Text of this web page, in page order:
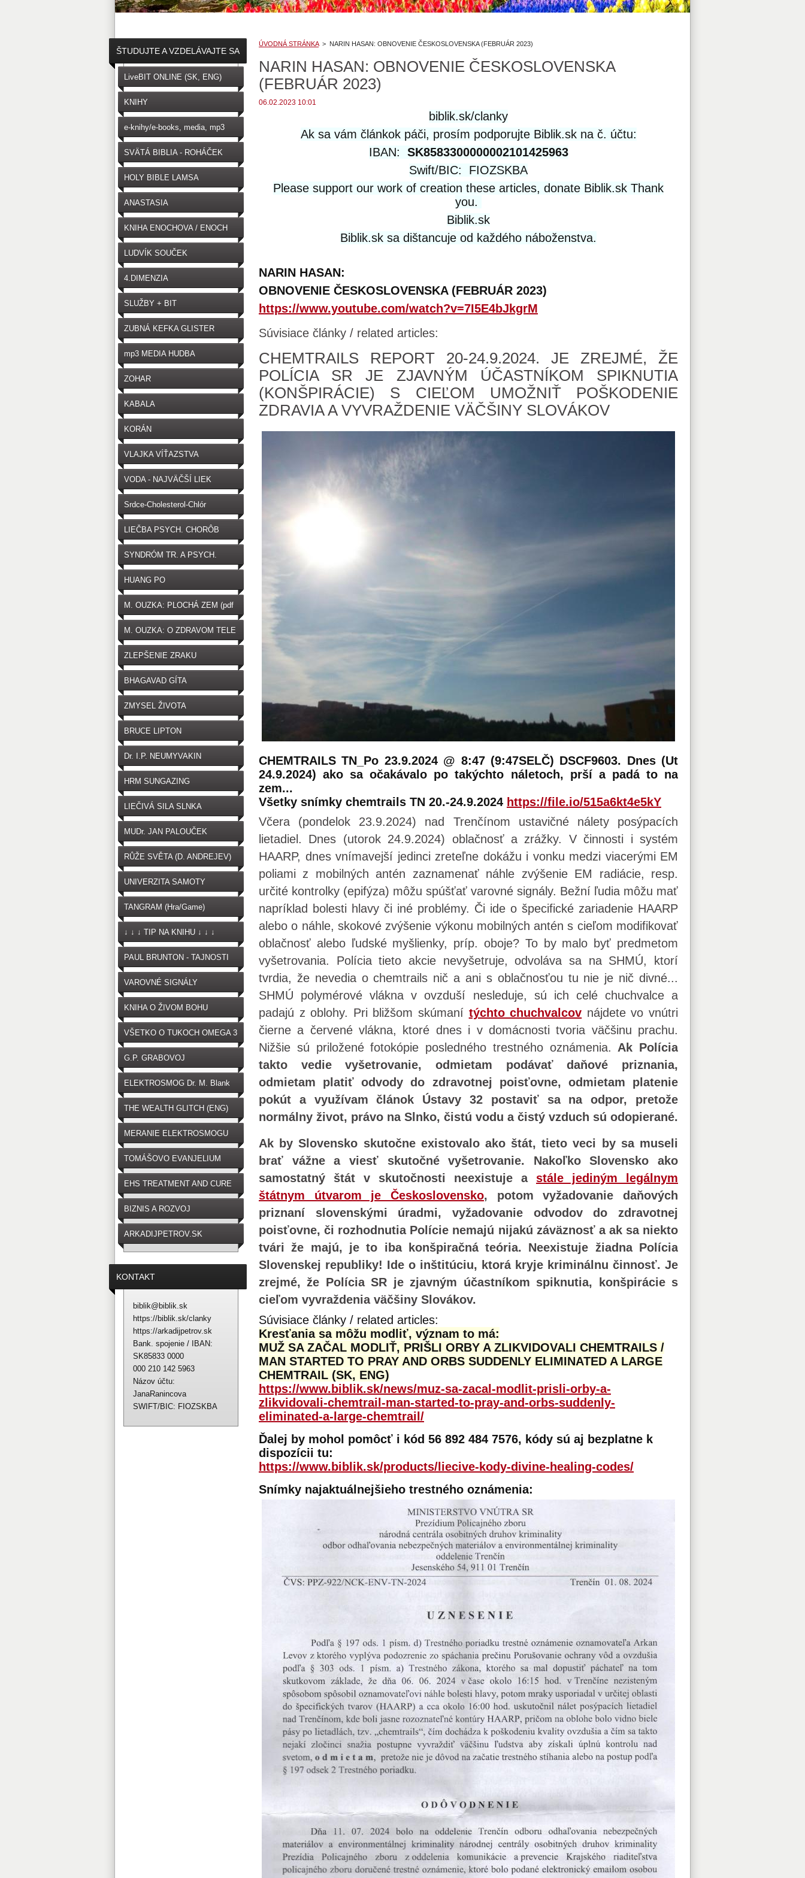
ÚVODNÁ STRÁNKA > NARIN HASAN: OBNOVENIE ČESKOSLOVENSKA (FEBRUÁR 2023)
NARIN HASAN: OBNOVENIE ČESKOSLOVENSKA
(FEBRUÁR 2023)
06.02.2023 10:01
biblik.sk/clanky
Ak sa vám článkok páči, prosím podporujte Biblik.sk na č. účtu:
IBAN: SK8583300000002101425963
Swift/BIC: FIOZSKBA
Please support our work of creation these articles, donate Biblik.sk Thank
you.
Biblik.sk
Biblik.sk sa dištancuje od každého náboženstva.
NARIN HASAN:
OBNOVENIE ČESKOSLOVENSKA (FEBRUÁR 2023)
https://www.youtube.com/watch?v=7I5E4bJkgrM
Súvisiace články / related articles:
CHEMTRAILS REPORT 20-24.9.2024. JE ZREJMÉ, ŽE
POLÍCIA SR JE ZJAVNÝM ÚČASTNÍKOM SPIKNUTIA
(KONŠPIRÁCIE) S CIEĽOM UMOŽNIŤ POŠKODENIE
ZDRAVIA A VYVRAŽDENIE VÄČŠINY SLOVÁKOV
CHEMTRAILS TN_Po 23.9.2024 @ 8:47 (9:47SELČ) DSCF9603. Dnes (Ut
24.9.2024) ako sa očakávalo po takýchto náletoch, prší a padá to na
zem...
Všetky snímky chemtrails TN 20.-24.9.2024 https://file.io/515a6kt4e5kY
Včera (pondelok 23.9.2024) nad Trenčínom ustavičné nálety posýpacích
lietadiel. Dnes (utorok 24.9.2024) oblačnosť a zrážky. V činnosti i systém
HAARP, dnes vnímavejší jedinci zreteľne dokážu i vonku medzi viacerými EM
poliami z mobilných antén zaznamenať náhle zvýšenie EM radiácie, resp.
určité kontrolky (epifýza) môžu spúšťať varovné signály. Bežní ľudia môžu mať
napríklad bolesti hlavy či iné problémy. Či ide o špecifické zariadenie HAARP
alebo o náhle, skokové zvýšenie výkonu mobilných antén s cieľom modifikovať
oblačnosť alebo ľudské myšlienky, príp. oboje? To by malo byť predmetom
vyšetrovania. Polícia tieto akcie nevyšetruje, odvoláva sa na SHMÚ, ktorí
tvrdia, že nevedia o chemtrails nič a ani s oblačnosťou tu nie je nič divné...
SHMÚ polymérové vlákna v ovzduší nesleduje, sú ich celé chuchvalce a
padajú z oblohy. Pri bližšom skúmaní týchto chuchvalcov nájdete vo vnútri
čierne a červené vlákna, ktoré dnes i v domácnosti tvoria väčšinu prachu.
Nižšie sú priložené fotokópie posledného trestného oznámenia. Ak Polícia
takto vedie vyšetrovanie, odmietam podávať daňové priznania,
odmietam platiť odvody do zdravotnej poisťovne, odmietam platenie
pokút a využívam článok Ústavy 32 postaviť sa na odpor, pretože
normálny život, právo na Slnko, čistú vodu a čistý vzduch sú odopierané.
Ak by Slovensko skutočne existovalo ako štát, tieto veci by sa museli
brať vážne a viesť skutočné vyšetrovanie. Nakoľko Slovensko ako
samostatný štát v skutočnosti neexistuje a stále jediným legálnym
štátnym útvarom je Československo, potom vyžadovanie daňových
priznaní slovenskými úradmi, vyžadovanie odvodov do zdravotnej
poisťovne, či rozhodnutia Polície nemajú nijakú záväznosť a ak sa niekto
tvári že majú, je to iba konšpiračná teória. Neexistuje žiadna Polícia
Slovenskej republiky! Ide o inštitúciu, ktorá kryje kriminálnu činnosť. Je
zrejmé, že Polícia SR je zjavným účastníkom spiknutia, konšpirácie s
cieľom vyvraždenia väčšiny Slovákov.
Súvisiace články / related articles:
Kresťania sa môžu modliť, význam to má:
MUŽ SA ZAČAL MODLIŤ, PRIŠLI ORBY A ZLIKVIDOVALI CHEMTRAILS /
MAN STARTED TO PRAY AND ORBS SUDDENLY ELIMINATED A LARGE
CHEMTRAIL (SK, ENG)
https://www.biblik.sk/news/muz-sa-zacal-modlit-prisli-orby-a-
zlikvidovali-chemtrail-man-started-to-pray-and-orbs-suddenly-
eliminated-a-large-chemtrail/
Ďalej by mohol pomôcť i kód 56 892 484 7576, kódy sú aj bezplatne k
dispozícii tu:
https://www.biblik.sk/products/liecive-kody-divine-healing-codes/
Snímky najaktuálnejšieho trestného oznámenia:
ŠTUDUJTE A VZDELÁVAJTE SA
LiveBIT ONLINE (SK, ENG)
KNIHY
e-knihy/e-books, media, mp3
SVÄTÁ BIBLIA - ROHÁČEK
(SK)
HOLY BIBLE LAMSA
(ENGLISH)
ANASTASIA
KNIHA ENOCHOVA / ENOCH
LUDVÍK SOUČEK
4.DIMENZIA
SLUŽBY + BIT
ZUBNÁ KEFKA GLISTER
mp3 MEDIA HUDBA
ZOHAR
KABALA
KORÁN
VLAJKA VÍŤAZSTVA
VODA - NAJVÄČŠÍ LIEK
Srdce-Cholesterol-Chlór
LIEČBA PSYCH. CHORÔB
SYNDRÓM TR. A PSYCH.
HUANG PO
M. OUZKA: PLOCHÁ ZEM (pdf
zdarma na stiahnutie)
M. OUZKA: O ZDRAVOM TELE
ZLEPŠENIE ZRAKU
BHAGAVAD GÍTA
ZMYSEL ŽIVOTA
BRUCE LIPTON
Dr. I.P. NEUMYVAKIN
HRM SUNGAZING
LIEČIVÁ SILA SLNKA
MUDr. JAN PALOUČEK
RŮŽE SVĚTA (D. ANDREJEV)
UNIVERZITA SAMOTY
TANGRAM (Hra/Game)
↓ ↓ ↓ TIP NA KNIHU ↓ ↓ ↓
PAUL BRUNTON - TAJNOSTI
VAROVNÉ SIGNÁLY
OČKOVANIA
KNIHA O ŽIVOM BOHU
VŠETKO O TUKOCH OMEGA 3
G.P. GRABOVOJ
ELEKTROSMOG Dr. M. Blank
THE WEALTH GLITCH (ENG)
MERANIE ELEKTROSMOGU
TOMÁŠOVO EVANJELIUM
EHS TREATMENT AND CURE
BIZNIS A ROZVOJ
ARKADIJPETROV.SK
KONTAKT
biblik@biblik.sk
https://biblik.sk/clanky
https://arkadijpetrov.sk
Bank. spojenie / IBAN:
SK85833 0000
000 210 142 5963
Názov účtu:
JanaRanincova
SWIFT/BIC: FIOZSKBA